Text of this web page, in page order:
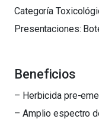
Categoría
Presentaciones:
Beneficios
– Herbicida pre-
– Amplio espectro